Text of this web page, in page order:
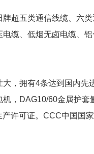
牌超五类通信线缆、六
缆、低烟无卤电缆、
，拥有4条达到国内
机，DAG10/60金属护
许可证。CCC中国国